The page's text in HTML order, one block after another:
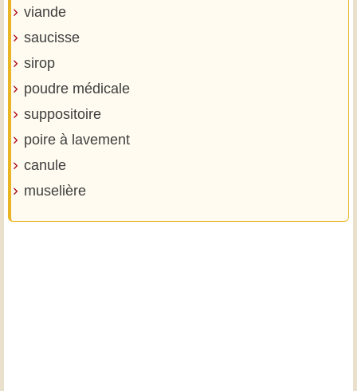
viande
saucisse
sirop
poudre médicale
suppositoire
poire à lavement
canule
muselière